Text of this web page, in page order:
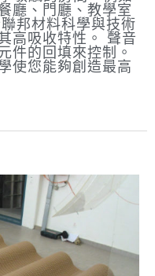
廳、門廳、教學室
邦材料科學與技術
高吸收特性。 聲音
件的回填來控制。
使您能夠創造最高